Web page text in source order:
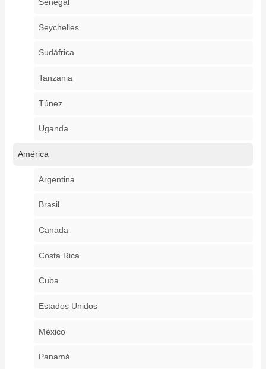
Seychelles
Sudáfrica
Tanzania
Túnez
Uganda
América
Argentina
Brasil
Canada
Costa Rica
Cuba
Estados Unidos
México
Panamá